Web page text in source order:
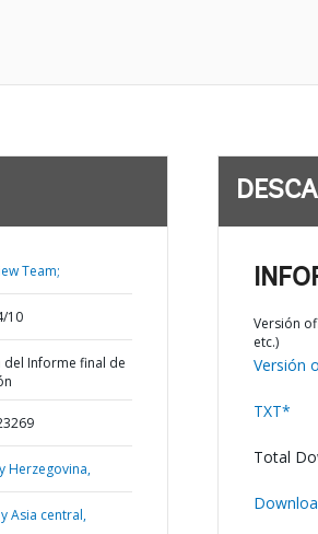
Team;
10
del Informe final de
Herzegovina,
Asia central,
Versión
etc.)
Versión
TXT*
Total